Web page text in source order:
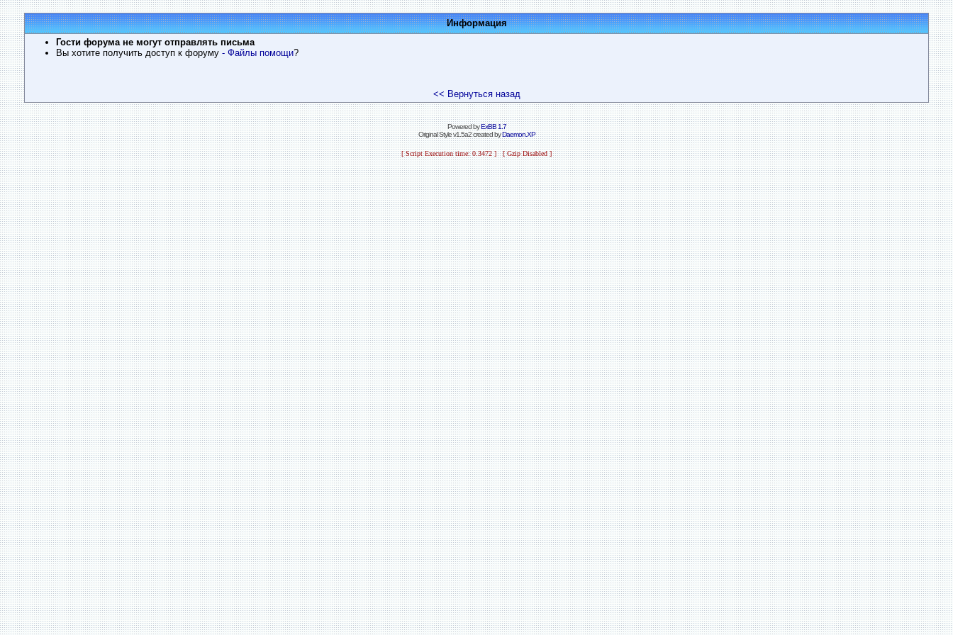
Информация
Гости форума не могут отправлять письма
Вы хотите получить доступ к форуму - Файлы помощи?
<< Вернуться назад
Powered byExBB 1.7
Original Style v1.5a2 created byDaemon.XP
[ Script Execution time: 0.3472 ] [ Gzip Disabled ]